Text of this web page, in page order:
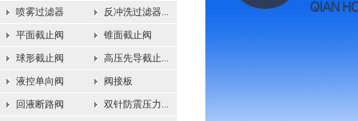
喷雾过滤器 反冲洗过滤器...
平面截止阀 锥面截止阀
球形截止阀 高压先导截止...
液控单向阀 阀接板
回液断路阀 双针防震压力...